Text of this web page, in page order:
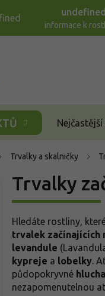
undefined
informace k
Trvalky a skalničky
Trvalky
Hledáte rostliny,
trvalek začínajících
levandule
kypreje a lobelky.
půdopokryvné
nezapomenutelnou